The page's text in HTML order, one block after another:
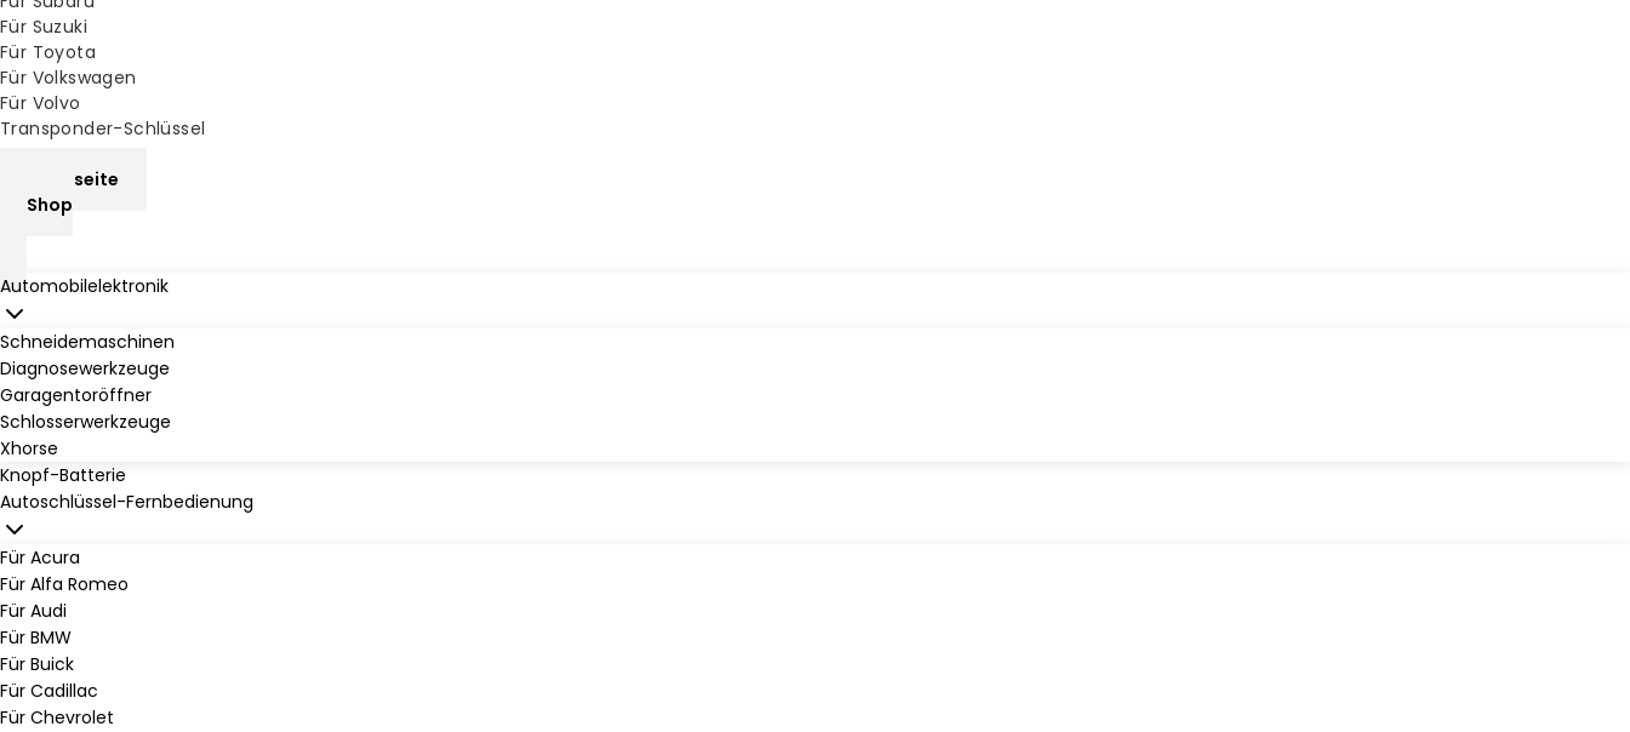
Für Suzuki
Für Toyota
Für Volkswagen
Für Volvo
Transponder-Schlüssel
Startseite
Shop
Automobilelektronik
Schneidemaschinen
Diagnosewerkzeuge
Garagentoröffner
Schlosserwerkzeuge
Xhorse
Knopf-Batterie
Autoschlüssel-Fernbedienung
Für Acura
Für Alfa Romeo
Für Audi
Für BMW
Für Buick
Für Cadillac
Für Chevrolet